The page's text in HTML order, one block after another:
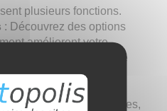
plusieurs fonctions.
: Découvrez des options
améliorent votre
également à un monde
l'esthétique de votre
tendance et modernes,